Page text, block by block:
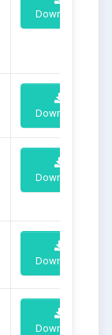
Download
Download
Download
Download
Download